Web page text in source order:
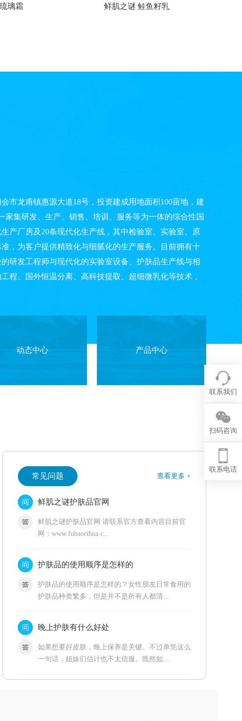
璃霜 鲜肌之谜 鲑鱼籽乳
市龙甫镇惠源大道18号，投资建成用地面积100亩地，建
家集研发、生产、销售、培训、服务等为一体的综合性国
产厂房及20条现代化生产线，其中检验室、实验室、原
，为客户提供精致化与细腻化的生产服务。目前拥有十
研发工程师与现代化的实验室设备、护肤品生产线与相
程、国外恒温分离、高科技提取、超细微乳化等技术，
动态中心 产品中心
常见问题 查看更多 +
鲜肌之谜护肤品官网
鲜肌之谜护肤品官网 请联系官方查看内容目前官
网：www.fubaorihua.c...
护肤品的使用顺序是怎样的
护肤品的使用顺序是怎样的？女性朋友日常食用的
护肤品种类繁多，但是并不是所有人都清...
晚上护肤有什么好处
如果想要好皮肤，晚上保养是关键。不过单凭这么
一句话，姐妹们估计也不太信服。既然如...
联系我们
扫码咨询
联系电话